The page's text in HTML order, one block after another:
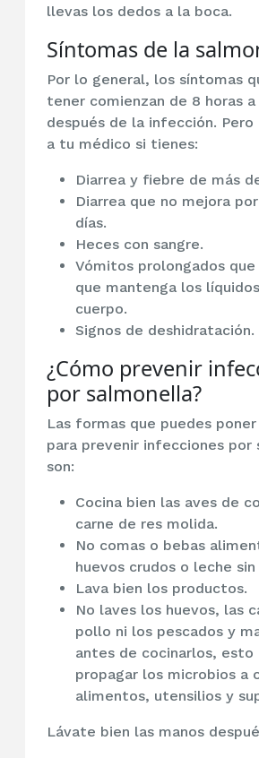
llevas los dedos a la boca.
Síntomas de la
Por lo general, los síntomas
tener comienzan de 8 horas a
después de la infección.
a tu médico si tienes:
Diarrea y fiebre de más
Diarrea que no mejora
días.
Heces con sangre.
Vómitos prolongados
que mantenga los
cuerpo.
Signos de deshidratación.
¿Cómo prevenir
por salmonella?
Las formas que puedes
para prevenir infecciones por
son:
Cocina bien las aves de
carne de res molida.
No comas o bebas
huevos crudos o leche
Lava bien los productos.
No laves los huevos, las
pollo ni los pescados y
antes de cocinarlos, esto
propagar los microbios a
alimentos, utensilios y
Lávate bien las manos